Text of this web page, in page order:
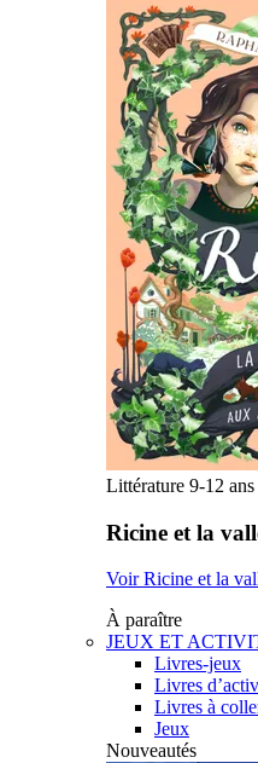
Littérature 9-12 ans
Ricine et la
Voir Ricine et la
À paraître
JEUX ET
Livres-jeux
Livres
Livres à
Jeux
Nouveautés